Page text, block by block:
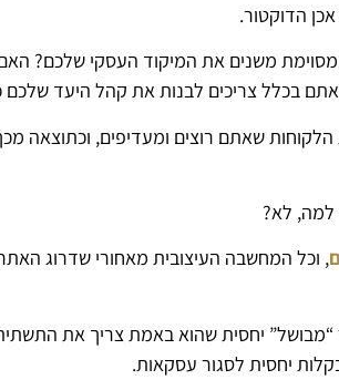
הדוקטור.
משנים את המיקוד העסקי שלכם?
בכלל צריכים לבנות את קהל היעד
שאתם רוצים ומעדיפים, וכתוצאה
למה, לא?
, וכל המחשבה העיצובית מאחורי שדרוג
יחסית שהוא באמת צריך את התשתית
יחסית לסגור עסקאות.